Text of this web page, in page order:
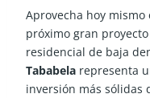
Aprovecha hoy
próximo gran
residencial de baja
Tababela representa
inversión más sólidas